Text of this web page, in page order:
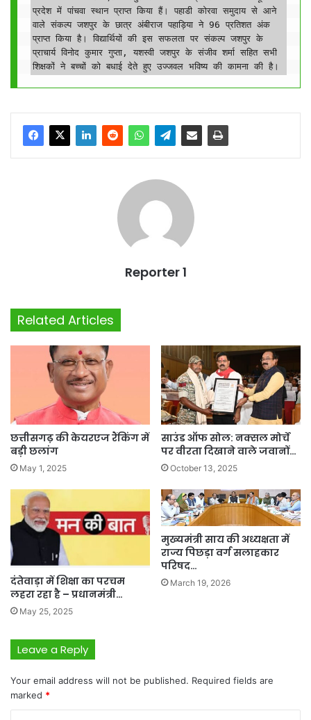
प्रदेश में पांचवा स्थान प्राप्त किया हैं। पहाडी कोरवा समुदाय से आने
वाले संकल्प जशपुर के छात्र अंबीराज पहाड़िया ने 96 प्रतिशत अंक
प्राप्त किया है। विद्यार्थियों की इस सफलता पर संकल्प जशपुर के
प्राचार्य विनोद कुमार गुप्ता, यशस्वी जशपुर के संजीव शर्मा सहित सभी
शिक्षकों ने बच्चों को बधाई देते हुए उज्जवल भविष्य की कामना की है।
Reporter 1
Related Articles
छत्तीसगढ़ की केयरएज रैंकिंग में
बड़ी छलांग
May 1, 2025
साउंड ऑफ सोल: नक्सल मोर्चे
पर वीरता दिखाने वाले जवानों…
October 13, 2025
दंतेवाड़ा में शिक्षा का परचम
लहरा रहा है – प्रधानमंत्री…
May 25, 2025
मुख्यमंत्री साय की अध्यक्षता में
राज्य पिछड़ा वर्ग सलाहकार
परिषद…
March 19, 2026
Leave a Reply
Your email address will not be published. Required fields are
marked *